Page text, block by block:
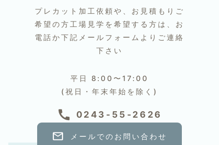
プレカット加工依頼や、お見積もりご
希望の方工場見学を希望する方は、お
電話か下記メールフォームよりご連絡
下さい
平日 8:00〜17:00
(祝日・年末年始を除く)
0243-55-2626
メールでのお問い合わせ